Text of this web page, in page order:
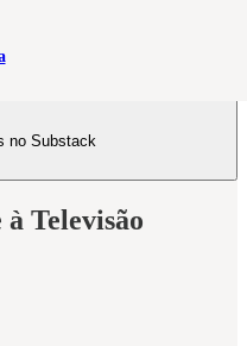
no Substack
Televisão